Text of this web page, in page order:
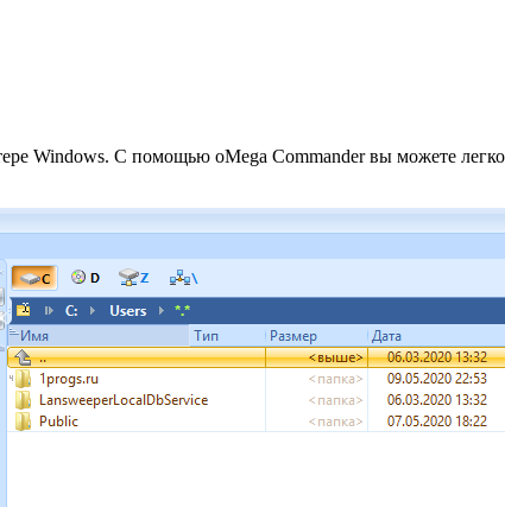
Windows. С помощью oMega Commander вы можете